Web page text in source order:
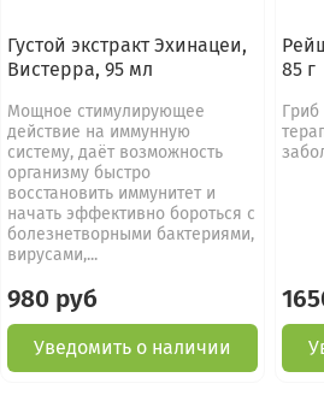
Густой экстракт Эхинацеи,
Вистерра, 95 мл
Мощное стимулирующее
действие на иммунную
систему, даёт возможность
организму быстро
восстановить иммунитет и
начать эффективно бороться с
болезнетворными бактериями,
вирусами,...
980 руб
Уведомить о наличии
85 г
Гриб